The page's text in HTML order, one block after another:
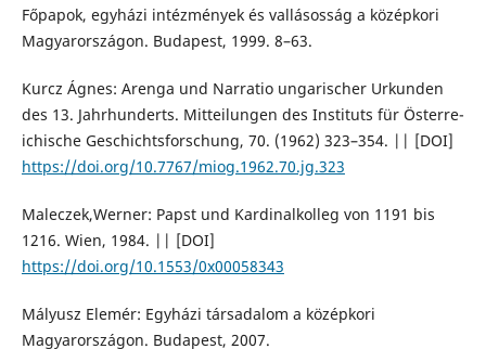
Főpapok, egyházi intézmények és vallásosság a középkori
Magyarországon. Budapest, 1999. 8–63.
Kurcz Ágnes: Arenga und Narratio ungarischer Urkunden
des 13. Jahrhunderts. Mitteilungen des Instituts für Österre-
ichische Geschichtsforschung, 70. (1962) 323–354. || [DOI]
https://doi.org/10.7767/miog.1962.70.jg.323
Maleczek,Werner: Papst und Kardinalkolleg von 1191 bis
1216. Wien, 1984. || [DOI]
https://doi.org/10.1553/0x00058343
Mályusz Elemér: Egyházi társadalom a középkori
Magyarországon. Budapest, 2007.